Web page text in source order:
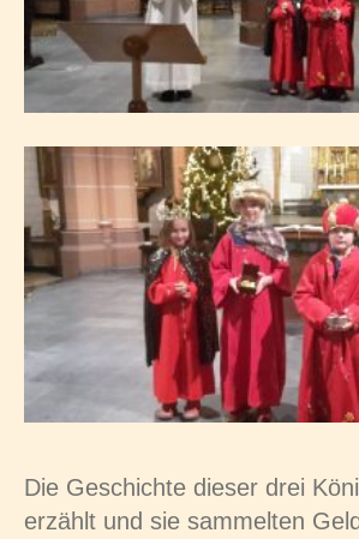
Die Geschichte dieser drei
erzählt und sie sammelten